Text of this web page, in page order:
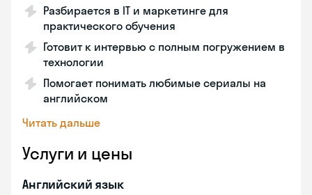
Разбирается в IT и маркетинге для
практического обучения
Готовит к интервью с полным погружением в
технологии
Помогает понимать любимые сериалы на
английском
Читать дальше
Услуги и цены
Английский язык